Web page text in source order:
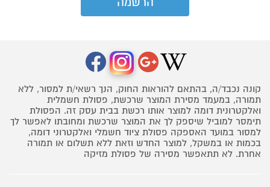
קונה נכבד/ה, בהתאם להוראות החוק, הנך רשאי/ת למסור, ללא
תמורה, במעמד מסירת המוצר שרכשת, פסולת חשמלית
ואלקטרונית דומה למוצר אותו רכשת בבית עסק זה. הפסולת
תימסר למוביל שיספק לך את המוצר שרכשת ומחובתו לאפשר לך
למסור במועד האספקה פסולת ציוד חשמלי ואלקטרוני דומה,
בכמות או במשקל, למוצר החדש וזאת ללא תשלום או תמורה
אחרת. לא תתאפשר מסירה של פסולת מזיקה